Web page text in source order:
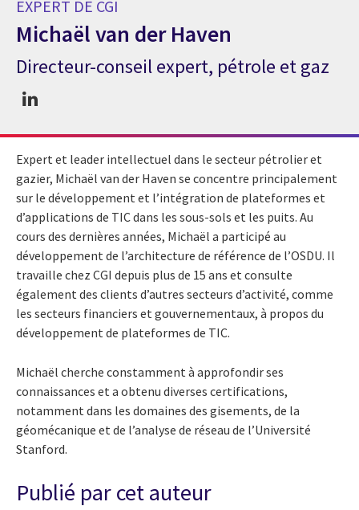
EXPERT DE CGI
Michaël van der Haven
Expert de CGI Michaël van der Haven
Directeur-conseil expert, pétrole et gaz
Expert et leader intellectuel dans le secteur pétrolier et
gazier, Michaël van der Haven se concentre principalement
sur le développement et l’intégration de plateformes et
d’applications de TIC dans les sous-sols et les puits. Au
cours des dernières années, Michaël a participé au
développement de l’architecture de référence de l’OSDU. Il
travaille chez CGI depuis plus de 15 ans et consulte
également des clients d’autres secteurs d’activité, comme
les secteurs financiers et gouvernementaux, à propos du
développement de plateformes de TIC.
Michaël cherche constamment à approfondir ses
connaissances et a obtenu diverses certifications,
notamment dans les domaines des gisements, de la
géomécanique et de l’analyse de réseau de l’Université
Stanford.
Publié par cet auteur